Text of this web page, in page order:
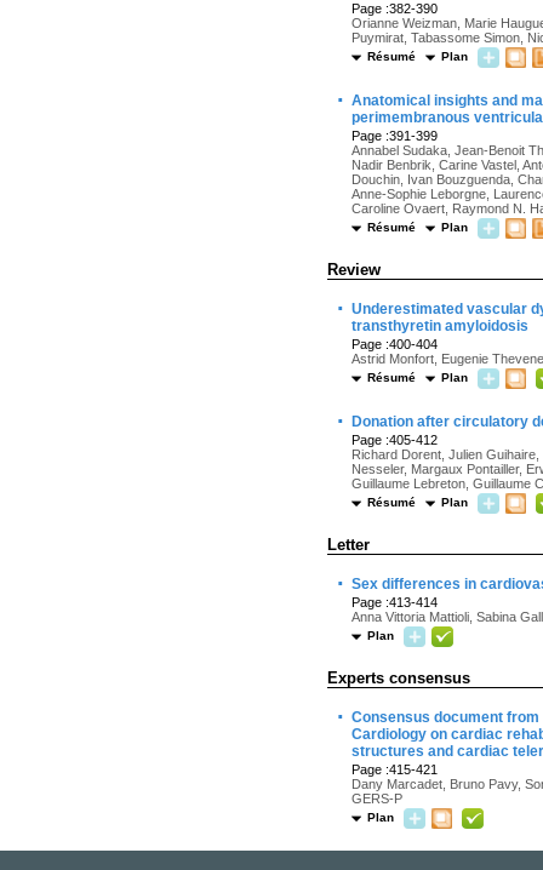
Page :382-390
Orianne Weizman, Marie
Puymirat, Tabassome Simon,
Résumé Plan
· Anatomical insights and
perimembranous
Page :391-399
Annabel Sudaka, Jean-Benoit
Nadir Benbrik, Carine Vastel,
Douchin, Ivan Bouzguenda,
Anne-Sophie Leborgne,
Caroline Ovaert, Raymond N.
Résumé Plan
Review
· Underestimated vascular
transthyretin amyloidosis
Page :400-404
Astrid Monfort, Eugenie
Résumé Plan
· Donation after circulatory
Page :405-412
Richard Dorent, Julien
Nesseler, Margaux Pontailler,
Guillaume Lebreton, Guillaume
Résumé Plan
Letter
· Sex differences in
Page :413-414
Anna Vittoria Mattioli, Sabina
Plan
Experts consensus
· Consensus document
Cardiology on cardiac
structures and cardiac
Page :415-421
Dany Marcadet, Bruno Pavy,
GERS-P
Plan